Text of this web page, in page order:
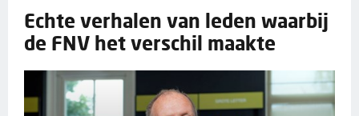
Echte verhalen van leden waarbij
de FNV het verschil maakte